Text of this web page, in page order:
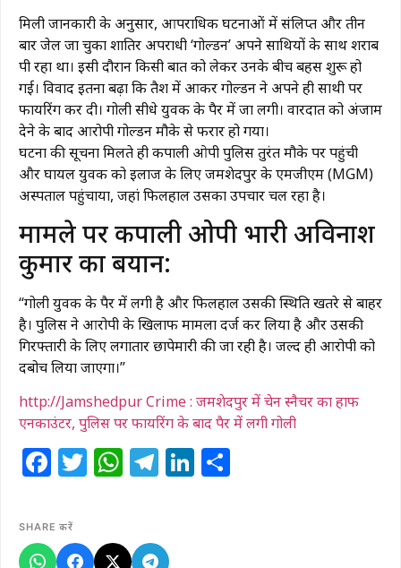
​मिली जानकारी के अनुसार, आपराधिक घटनाओं में संलिप्त और तीन
बार जेल जा चुका शातिर अपराधी ‘गोल्डन’ अपने साथियों के साथ शराब
पी रहा था। इसी दौरान किसी बात को लेकर उनके बीच बहस शुरू हो
गई। विवाद इतना बढ़ा कि तैश में आकर गोल्डन ने अपने ही साथी पर
फायरिंग कर दी। गोली सीधे युवक के पैर में जा लगी। वारदात को अंजाम
देने के बाद आरोपी गोल्डन मौके से फरार हो गया।
​घटना की सूचना मिलते ही कपाली ओपी पुलिस तुरंत मौके पर पहुंची
और घायल युवक को इलाज के लिए जमशेदपुर के एमजीएम (MGM)
अस्पताल पहुंचाया, जहां फिलहाल उसका उपचार चल रहा है।
मामले पर कपाली ओपी प्रभारी अविनाश
कुमार का बयान:
“गोली युवक के पैर में लगी है और फिलहाल उसकी स्थिति खतरे से बाहर
है। पुलिस ने आरोपी के खिलाफ मामला दर्ज कर लिया है और उसकी
गिरफ्तारी के लिए लगातार छापेमारी की जा रही है। जल्द ही आरोपी को
दबोच लिया जाएगा।”
http://Jamshedpur Crime : जमशेदपुर में चेन स्नैचर का हाफ
एनकाउंटर, पुलिस पर फायरिंग के बाद पैर में लगी गोली
Facebook
Twitter
WhatsApp
Telegram
LinkedIn
SHARE करें